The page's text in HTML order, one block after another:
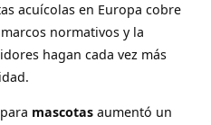
acuícolas en Europa cobre
normativos y la
hagan cada vez más
mascotas aumentó un